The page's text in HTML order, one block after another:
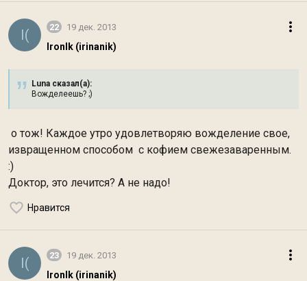
I( 22 19 дек. 2013
IronIk (irinanik)
Luna сказал(а):
Вожделеешь? ;)
о тож! Каждое утро удовлетворяю вожделение свое,
извращенном способом с кофием свежезаваренным.
:)
Доктор, это лечится? А не надо!
Нравится
I( 23 19 дек. 2013
IronIk (irinanik)